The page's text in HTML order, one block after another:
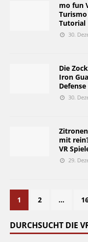
mo fun
Turismo
Tutorial
30.
Die
Iron
30.
mit
VR
29.
1 2 …
DURCHSUCHT DIE